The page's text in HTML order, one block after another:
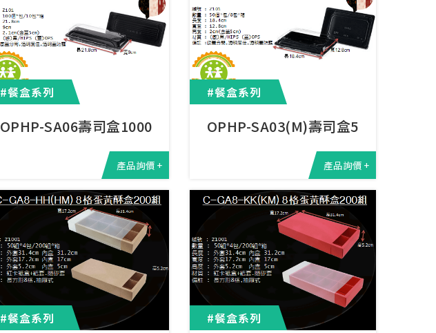
#餐盒系列
OPHP-SA06壽司盒1000入
產品詢價 +
#餐盒系列
OPHP-SA03(M)壽司盒500入
產品詢價 +
#餐盒系列 #餐盒系列